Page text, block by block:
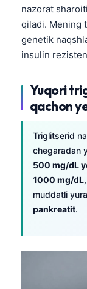
nazorat
qiladi. Mening
genetik
insulin
Yuqori
qachon
Triglitserid
chegaradan
500 mg/dL
1000 mg/dL
muddatli
pankreatit.